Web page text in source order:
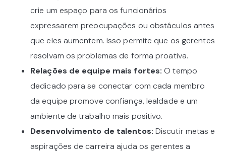
crie um espaço para os funcionários
expressarem preocupações ou obstáculos antes
que eles aumentem. Isso permite que os gerentes
resolvam os problemas de forma proativa.
Relações de equipe mais fortes: O tempo
dedicado para se conectar com cada membro
da equipe promove confiança, lealdade e um
ambiente de trabalho mais positivo.
Desenvolvimento de talentos: Discutir metas e
aspirações de carreira ajuda os gerentes a